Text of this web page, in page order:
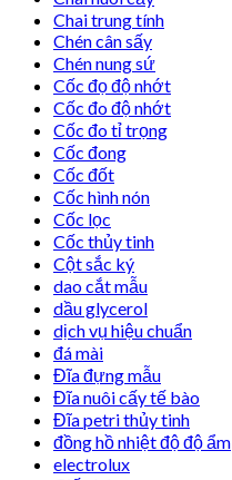
Chai trung tính
Chén cân sấy
Chén nung sứ
Cốc đọ độ nhớt
Cốc đo độ nhớt
Cốc đo tỉ trọng
Cốc đong
Cốc đốt
Cốc hình nón
Cốc lọc
Cốc thủy tinh
Cột sắc ký
dao cắt mẫu
dầu glycerol
dịch vụ hiệu chuẩn
đá mài
Đĩa đựng mẫu
Đĩa nuôi cấy tế bào
Đĩa petri thủy tinh
đồng hồ nhiệt độ độ ẩm
electrolux